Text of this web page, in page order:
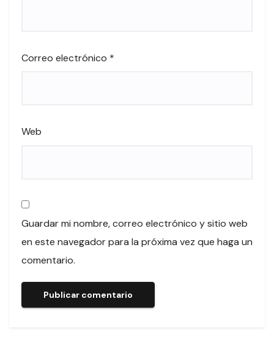
Correo electrónico *
Web
Guardar mi nombre, correo electrónico y sitio web
en este navegador para la próxima vez que haga un
comentario.